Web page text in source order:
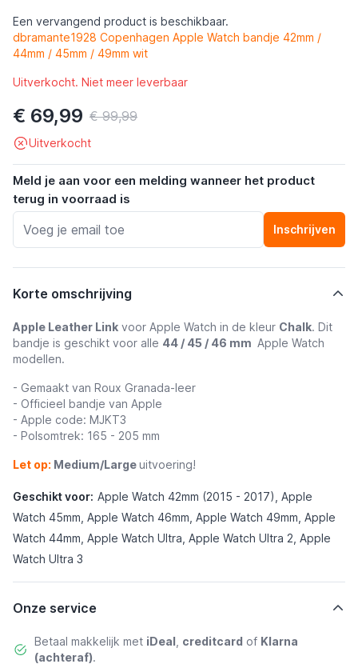
Een vervangend product is beschikbaar.
dbramante1928 Copenhagen Apple Watch bandje 42mm /
44mm / 45mm / 49mm wit
Uitverkocht. Niet meer leverbaar
€ 69,99 € 99,99
Uitverkocht
Meld je aan voor een melding wanneer het product
terug in voorraad is
Inschrijven
Korte omschrijving
Apple Leather Link voor Apple Watch in de kleur Chalk. Dit
bandje is geschikt voor alle 44 / 45 / 46 mm Apple Watch
modellen.
- Gemaakt van Roux Granada-leer
- Officieel bandje van Apple
- Apple code: MJKT3
- Polsomtrek: 165 - 205 mm
Let op: Medium/Largeuitvoering!
Geschikt voor: Apple Watch 42mm (2015 - 2017), Apple
Watch 45mm, Apple Watch 46mm, Apple Watch 49mm, Apple
Watch 44mm, Apple Watch Ultra, Apple Watch Ultra 2, Apple
Watch Ultra 3
Onze service
Betaal makkelijk met iDeal creditcard of Klarna
(achteraf).